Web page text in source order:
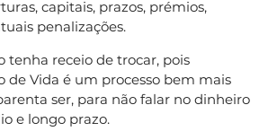
capitais, prazos, prémios,
penalizações.
tenha receio de trocar, pois
de Vida é um processo bem mais
ser, para não falar no dinheiro
e longo prazo.